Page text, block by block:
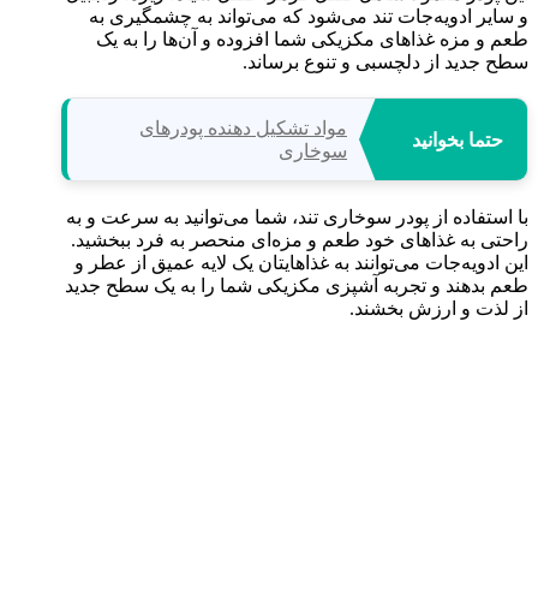
و سایر ادویه‌جات تند می‌شود که می‌تواند به چشمگیری به
طعم و مزه غذاهای مکزیکی شما افزوده و آن‌ها را به یک
سطح جدید از دلچسبی و تنوع برساند.
حتما بخوانید
مواد تشکیل دهنده پودرهای
سوخاری
با استفاده از پودر سوخاری تند، شما می‌توانید به سرعت و به
راحتی به غذاهای خود طعم و مزه‌ای منحصر به فرد ببخشید.
این ادویه‌جات می‌توانند به غذاهایتان یک لایه عمیق از عطر و
طعم بدهند و تجربه آشپزی مکزیکی شما را به یک سطح جدید
از لذت و ارزش بخشند.